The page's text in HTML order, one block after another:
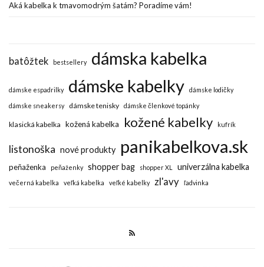
Aká kabelka k tmavomodrým šatám? Poradíme vám!
batôžtek bestsellery dámska kabelka
dámske espadrilky dámske kabelky dámske lodičky
dámske sneakersy dámske tenisky dámske členkové topánky
klasická kabelka kožená kabelka kožené kabelky kufrík
listonoška nové produkty panikabelkova.sk
peňaženka peňaženky shopper bag shopper XL univerzálna kabelka
večerná kabelka veľká kabelka veľké kabelky zl'avy ľadvinka